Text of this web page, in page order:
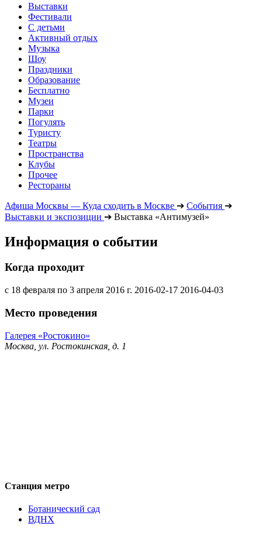
Выставки
Фестивали
С детьми
Активный отдых
Музыка
Шоу
Праздники
Образование
Бесплатно
Музеи
Парки
Погулять
Туристу
Театры
Пространства
Клубы
Прочее
Рестораны
Афиша Москвы — Куда сходить в Москве ➔ События ➔
Выставки и экспозиции ➔ Выставка «Антимузей»
Информация о событии
Когда проходит
с 18 февраля по 3 апреля 2016 г. 2016-02-17 2016-04-03
Место проведения
Галерея «Ростокино»
Москва, ул. Ростокинская, д. 1
Станция метро
Ботанический сад
ВДНХ